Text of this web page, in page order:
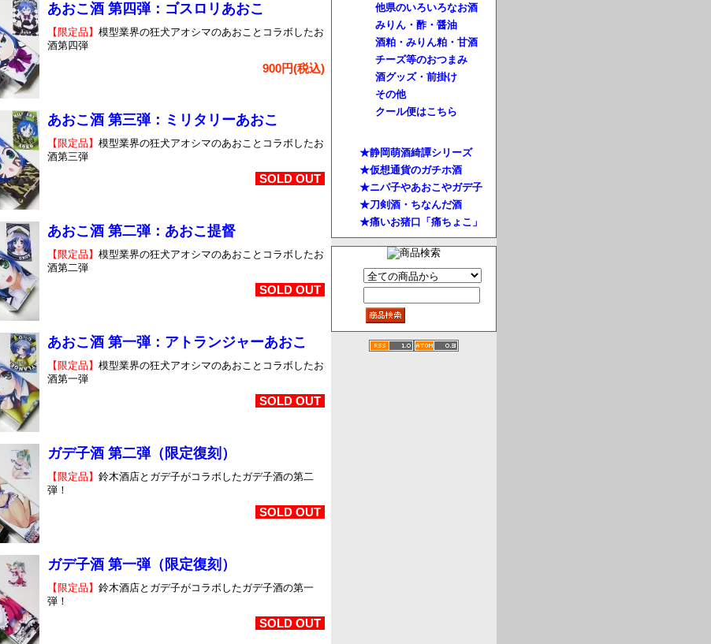
あおこ酒 第四弾：ゴスロリあおこ
【限定品】 模型業界の狂犬アオシマのあおことコラボしたお
酒第四弾
900円(税込)
あおこ酒 第三弾：ミリタリーあおこ
【限定品】 模型業界の狂犬アオシマのあおことコラボしたお
酒第三弾
SOLD OUT
あおこ酒 第二弾：あおこ提督
【限定品】 模型業界の狂犬アオシマのあおことコラボしたお
酒第二弾
SOLD OUT
あおこ酒 第一弾：アトランジャーあおこ
【限定品】 模型業界の狂犬アオシマのあおことコラボしたお
酒第一弾
SOLD OUT
ガデ子酒 第二弾（限定復刻）
【限定品】 鈴木酒店とガデ子がコラボしたガデ子酒の第二
弾！
SOLD OUT
ガデ子酒 第一弾（限定復刻）
【限定品】 鈴木酒店とガデ子がコラボしたガデ子酒の第一
弾！
SOLD OUT
他県のいろいろなお酒
みりん・酢・醤油
酒粕・みりん粕・甘酒
チーズ等のおつまみ
酒グッズ・前掛け
その他
クール便はこちら
★静岡萌酒綺譚シリーズ
★仮想通貨のガチホ酒
★ニパ子やあおこやガデ子
★刀剣酒・ちなんだ酒
★痛いお猪口「痛ちょこ」